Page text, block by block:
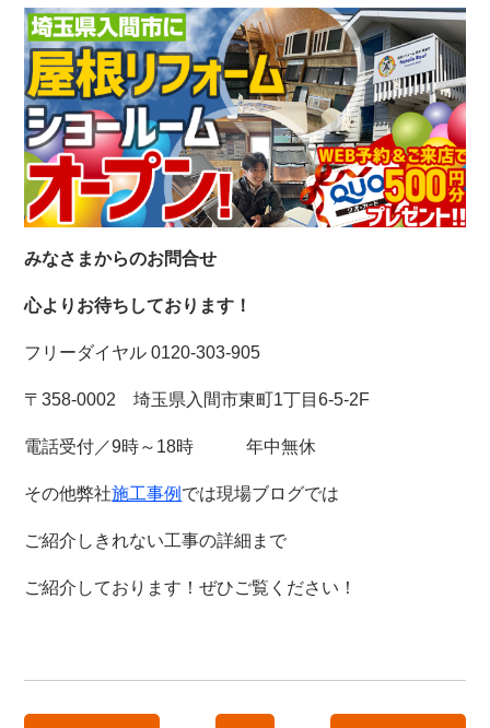
みなさまからのお問合せ
心よりお待ちしております！
フリーダイヤル 0120-303-905
〒358-0002 埼玉県入間市東町1丁目6-5-2F
電話受付／9時～18時 年中無休
その他弊社施工事例 では現場ブログでは
ご紹介しきれない工事の詳細まで
ご紹介しております！ぜひご覧ください！